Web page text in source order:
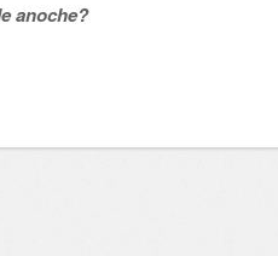
anoche?